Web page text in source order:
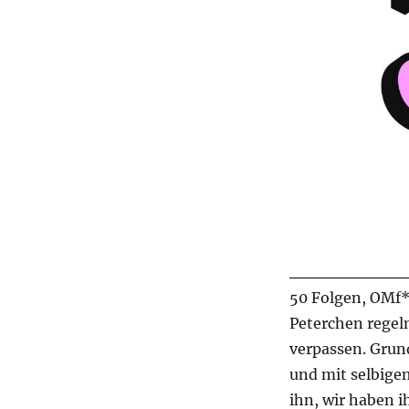
50 Folgen,
Peterchen
verpassen.
und mit
ihn, wir haben